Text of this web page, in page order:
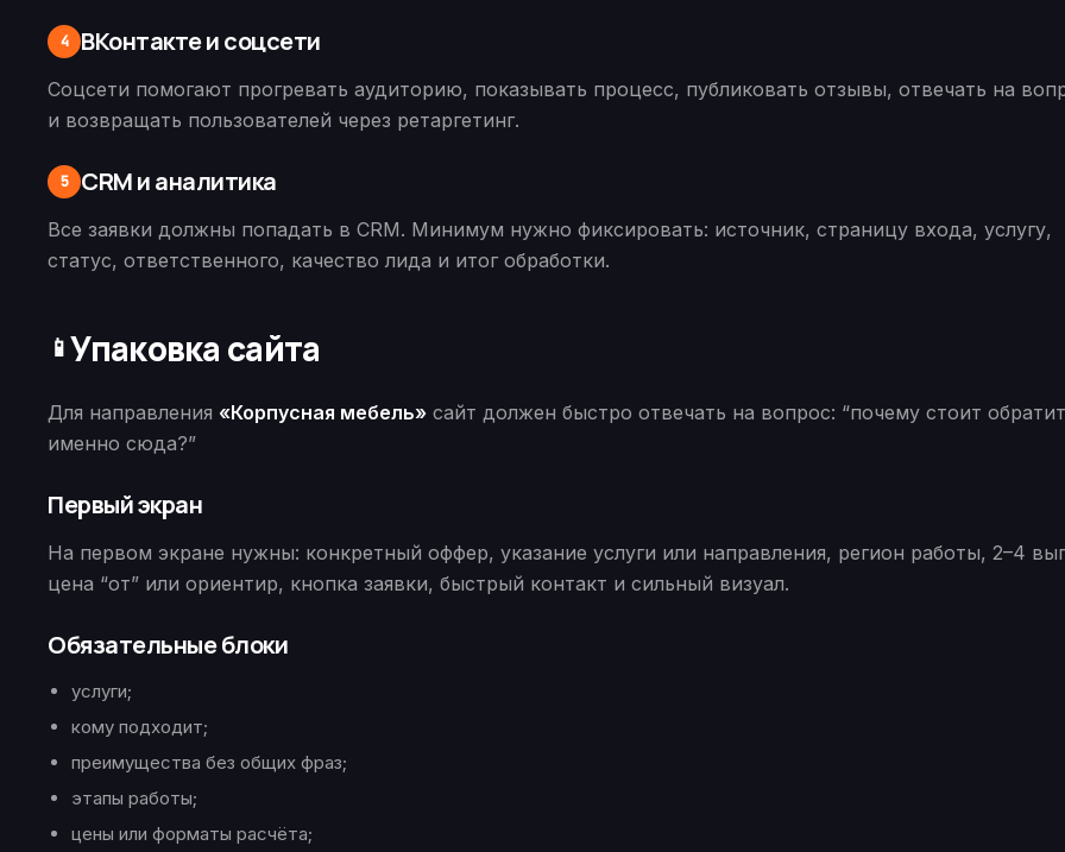
4 ВКонтакте и соцсети
Соцсети помогают прогревать аудиторию, показывать процесс, публиковать отзывы, отвечать на
и возвращать пользователей через ретаргетинг.
5 CRM и аналитика
Все заявки должны попадать в CRM. Минимум нужно фиксировать: источник, страницу входа, услугу,
статус, ответственного, качество лида и итог обработки.
📱Упаковка сайта
Для направления «Корпусная мебель» сайт должен быстро отвечать на вопрос: “почему стоит
именно сюда?”
Первый экран
На первом экране нужны: конкретный оффер, указание услуги или направления, регион работы, 2–4
цена “от” или ориентир, кнопка заявки, быстрый контакт и сильный визуал.
Обязательные блоки
услуги;
кому подходит;
преимущества без общих фраз;
этапы работы;
цены или форматы расчёта;